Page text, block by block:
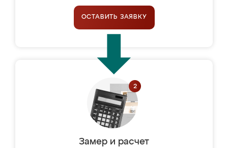
ОСТАВИТЬ ЗАЯВКУ
Замер и расчет